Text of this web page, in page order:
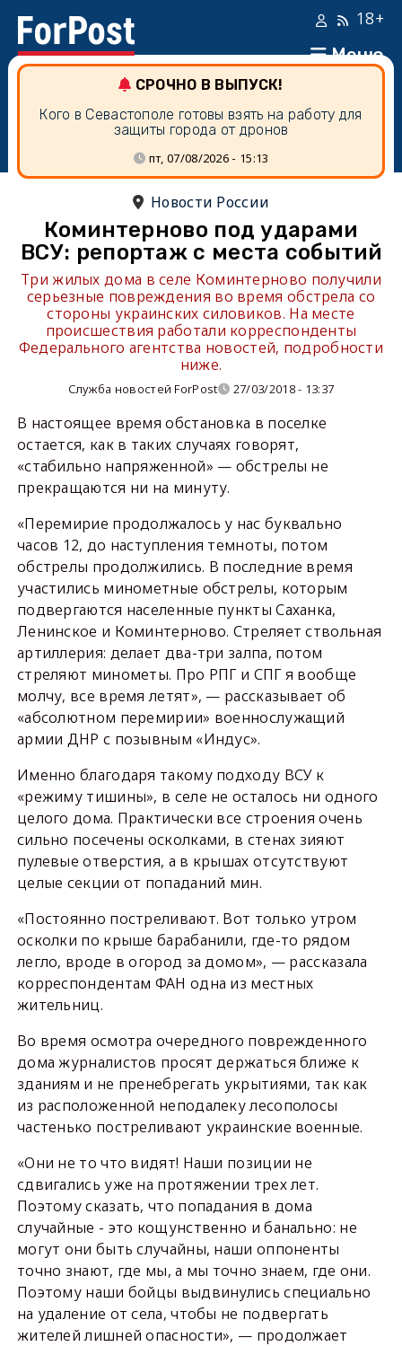
Меню
18+
СРОЧНО В ВЫПУСК!
Кого в Севастополе готовы взять на работу для
защиты города от дронов
пт, 07/08/2026 - 15:13
Новости России
Коминтерново под ударами
ВСУ: репортаж с места событий
Три жилых дома в селе Коминтерново получили
серьезные повреждения во время обстрела со
стороны украинских силовиков. На месте
происшествия работали корреспонденты
Федерального агентства новостей, подробности
ниже.
Служба новостей ForPost 27/03/2018 - 13:37
В настоящее время обстановка в поселке
остается, как в таких случаях говорят,
«стабильно напряженной» — обстрелы не
прекращаются ни на минуту.
«Перемирие продолжалось у нас буквально
часов 12, до наступления темноты, потом
обстрелы продолжились. В последние время
участились минометные обстрелы, которым
подвергаются населенные пункты Саханка,
Ленинское и Коминтерново. Стреляет ствольная
артиллерия: делает два-три залпа, потом
стреляют минометы. Про РПГ и СПГ я вообще
молчу, все время летят», — рассказывает об
«абсолютном перемирии» военнослужащий
армии ДНР с позывным «Индус».
Именно благодаря такому подходу ВСУ к
«режиму тишины», в селе не осталось ни одного
целого дома. Практически все строения очень
сильно посечены осколками, в стенах зияют
пулевые отверстия, а в крышах отсутствуют
целые секции от попаданий мин.
«Постоянно постреливают. Вот только утром
осколки по крыше барабанили, где-то рядом
легло, вроде в огород за домом», — рассказала
корреспондентам ФАН одна из местных
жительниц.
Во время осмотра очередного поврежденного
дома журналистов просят держаться ближе к
зданиям и не пренебрегать укрытиями, так как
из расположенной неподалеку лесополосы
частенько постреливают украинские военные.
«Они не то что видят! Наши позиции не
сдвигались уже на протяжении трех лет.
Поэтому сказать, что попадания в дома
случайные - это кощунственно и банально: не
могут они быть случайны, наши оппоненты
точно знают, где мы, а мы точно знаем, где они.
Поэтому наши бойцы выдвинулись специально
на удаление от села, чтобы не подвергать
жителей лишней опасности», — продолжает